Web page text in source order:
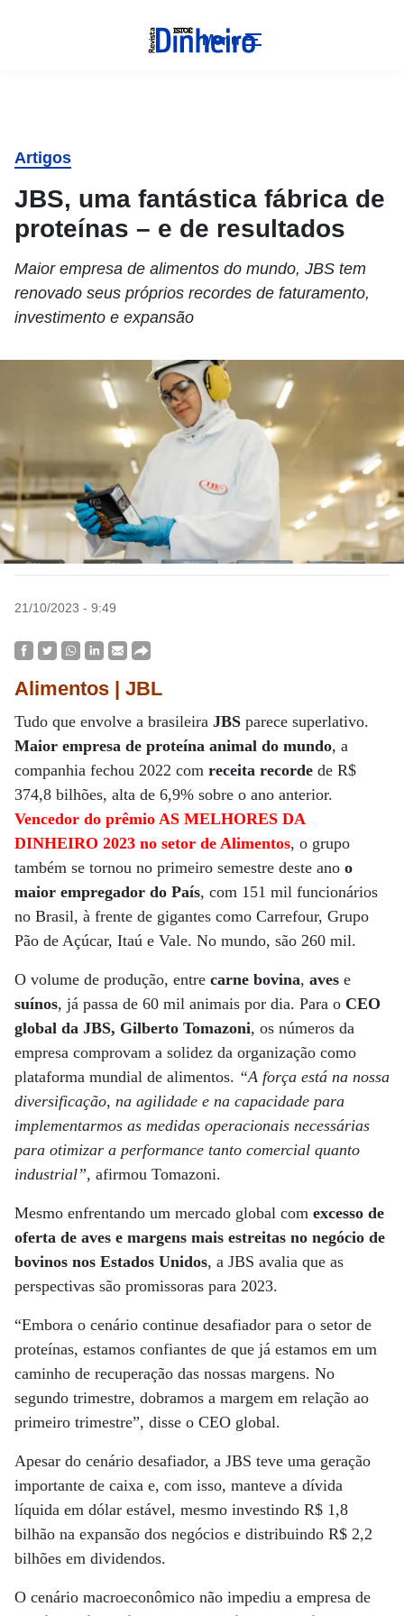
Menu
Artigos
JBS, uma fantástica fábrica de
proteínas – e de resultados
Maior empresa de alimentos do mundo, JBS tem
renovado seus próprios recordes de faturamento,
investimento e expansão
21/10/2023 - 9:49
Alimentos | JBL
Tudo que envolve a brasileira JBS parece superlativo.
Maior empresa de proteína animal do mundo, a
companhia fechou 2022 com receita recorde de R$
374,8 bilhões, alta de 6,9% sobre o ano anterior.
Vencedor do prêmio AS MELHORES DA
DINHEIRO 2023 no setor de Alimentos, o grupo
também se tornou no primeiro semestre deste ano o
maior empregador do País, com 151 mil funcionários
no Brasil, à frente de gigantes como Carrefour, Grupo
Pão de Açúcar, Itaú e Vale. No mundo, são 260 mil.
O volume de produção, entre carne bovina, aves e
suínos, já passa de 60 mil animais por dia. Para o CEO
global da JBS, Gilberto Tomazoni, os números da
empresa comprovam a solidez da organização como
plataforma mundial de alimentos. “A força está na nossa
diversificação, na agilidade e na capacidade para
implementarmos as medidas operacionais necessárias
para otimizar a performance tanto comercial quanto
industrial”, afirmou Tomazoni.
Mesmo enfrentando um mercado global com excesso de
oferta de aves e margens mais estreitas no negócio de
bovinos nos Estados Unidos, a JBS avalia que as
perspectivas são promissoras para 2023.
“Embora o cenário continue desafiador para o setor de
proteínas, estamos confiantes de que já estamos em um
caminho de recuperação das nossas margens. No
segundo trimestre, dobramos a margem em relação ao
primeiro trimestre”, disse o CEO global.
Apesar do cenário desafiador, a JBS teve uma geração
importante de caixa e, com isso, manteve a dívida
líquida em dólar estável, mesmo investindo R$ 1,8
bilhão na expansão dos negócios e distribuindo R$ 2,2
bilhões em dividendos.
O cenário macroeconômico não impediu a empresa de